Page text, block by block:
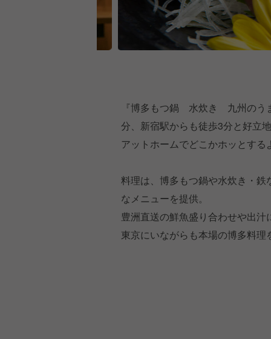
『博多もつ鍋 水炊き 九州のう
分、新宿駅からも徒歩3分と好立
アットホームでどこかホッとす
料理は、博多もつ鍋や水炊き・
なメニューを提供。
豊洲直送の鮮魚盛り合わせや出
東京にいながらも本場の博多料